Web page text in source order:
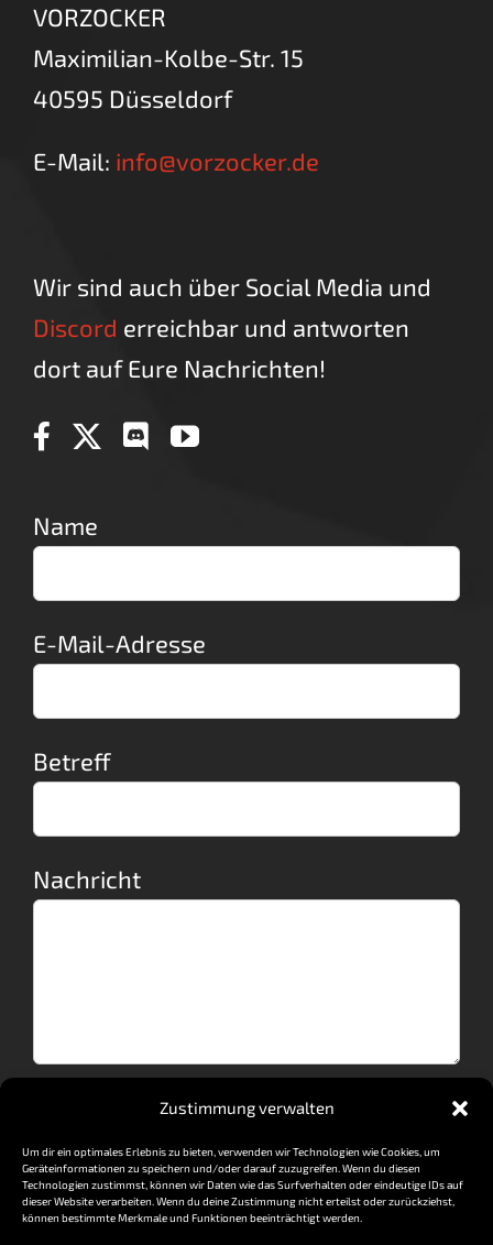
Zustimmung verwalten
Um dir ein optimales Erlebnis zu bieten, verwenden wir Technologien wie Cookies, um
Geräteinformationen zu speichern und/oder darauf zuzugreifen. Wenn du diesen
Technologien zustimmst, können wir Daten wie das Surfverhalten oder eindeutige IDs auf
dieser Website verarbeiten. Wenn du deine Zustimmung nicht erteilst oder zurückziehst,
können bestimmte Merkmale und Funktionen beeinträchtigt werden.
VORZOCKER
Maximilian-Kolbe-Str. 15
40595 Düsseldorf
E-Mail: info@vorzocker.de
Wir sind auch über Social Media und
Discord erreichbar und antworten
dort auf Eure Nachrichten!
Name
E-Mail-Adresse
Betreff
Nachricht